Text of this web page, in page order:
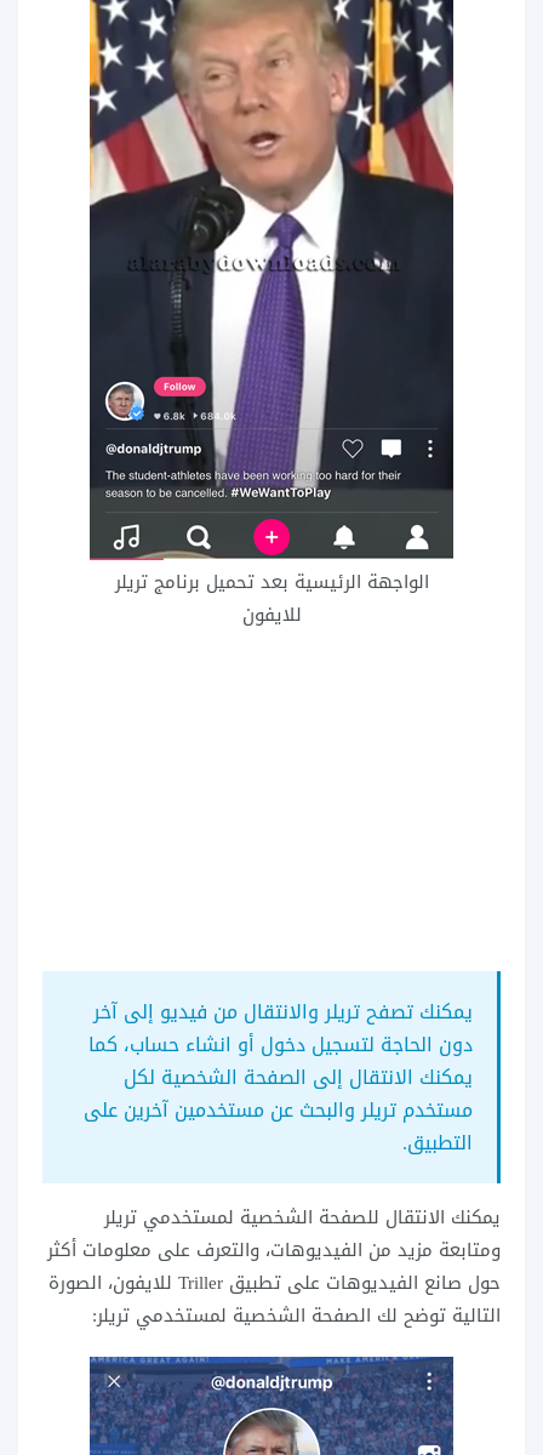
الواجهة الرئيسية بعد تحميل برنامج تريلر
للايفون
يمكنك تصفح تريلر والانتقال من فيديو إلى آخر
دون الحاجة لتسجيل دخول أو انشاء حساب، كما
يمكنك الانتقال إلى الصفحة الشخصية لكل
مستخدم تريلر والبحث عن مستخدمين آخرين على
التطبيق.
يمكنك الانتقال للصفحة الشخصية لمستخدمي تريلر
ومتابعة مزيد من الفيديوهات، والتعرف على معلومات أكثر
حول صانع الفيديوهات على تطبيق Triller للايفون، الصورة
التالية توضح لك الصفحة الشخصية لمستخدمي تريلر: